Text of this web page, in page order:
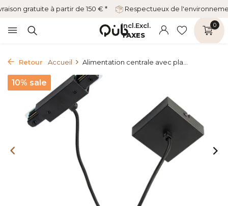
gratuite à partir de 150 € * Respectueux de
Incl.Excl.
TAXES
0
Retour Accueil Alimentation centrale avec pla...
10% sale